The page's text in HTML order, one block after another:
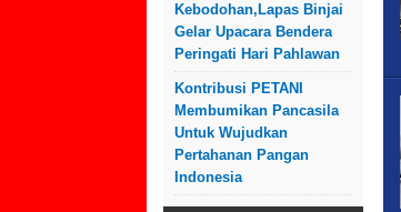
Kebodohan,Lapas Binjai
Gelar Upacara Bendera
Peringati Hari Pahlawan
Kontribusi PETANI
Membumikan Pancasila
Untuk Wujudkan
Pertahanan Pangan
Indonesia